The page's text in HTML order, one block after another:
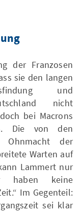
der Franzosen
sie den langen
und
nicht
bei Macrons
Die von den
Ohnmacht der
Warten auf
Lammert nur
haben keine
Im Gegenteil:
sei klar